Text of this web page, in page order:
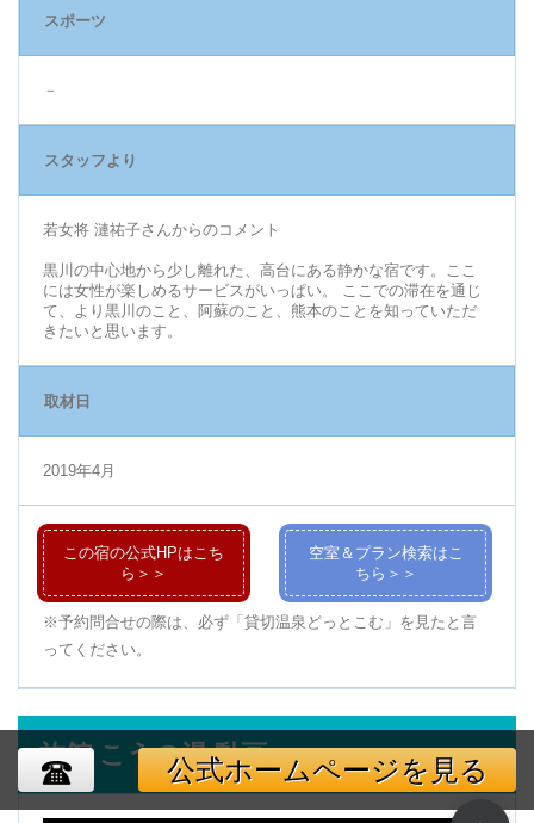
スポーツ
－
スタッフより
若女将 漣祐子さんからのコメント
黒川の中心地から少し離れた、高台にある静かな宿です。ここ
には女性が楽しめるサービスがいっぱい。 ここでの滞在を通じ
て、より黒川のこと、阿蘇のこと、熊本のことを知っていただ
きたいと思います。
取材日
2019年4月
この宿の公式HPはこち
ら＞＞
空室＆プラン検索はこ
ちら＞＞
※予約問合せの際は、必ず「貸切温泉どっとこむ」を見たと言
ってください。
旅館 こうの湯 動画公式ホームページを見る